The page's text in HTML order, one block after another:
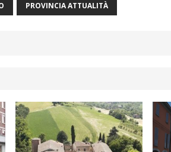
PROVINCIA ATTUALITÀ